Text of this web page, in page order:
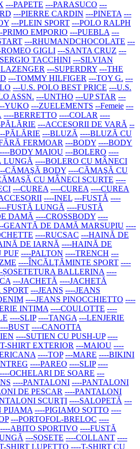
---PAPETE ---PARASUCO ---
---PIERRE CARDIN ---PINETA ---
---PLEIN SPORT ---POLO RALPH
PRIMO EMPORIO ---PUEBLA ---
---RHUMANDCHOCOLATE ---
GIGLI ---SANTA CRUZ ---
TACCHINI ---SILVIAN
---SUPERDRY ---THE
---TOMMY HILFIGER ---TOY G. ---
---U.S. POLO BEST PRICE ---U.S.
ASSN. ---UNTHO ---UP STAR ---
YUKO ---ZUELEMENTS --Femeie ---
----BERRETTO ----COLAR ----
---ACCESORII DE VARĂ --
PĂLĂRIE ---BLUZĂ ----BLUZĂ CU
FERMOAR ---BODY ----BODY
----BODY MAIOU ---BOLERO ----
LUNGĂ ----BOLERO CU MÂNECI
CĂMAŞĂ BODY ----CĂMAŞĂ CU
CU MÂNECI SCURTE ----
---CUREA ----CUREA ----CUREA
----INEL ---FUSTĂ ----
FUSTĂ LUNGĂ ----FUSTĂ
DAMĂ ----CROSSBODY ----
GEANTĂ DE DAMĂ MARSUPIU ----
----RUCSAC ---HAINĂ DE
DE IARNĂ ----HAINĂ DE
PUF ----PALTON ----TRENCH ---
----ÎNCĂLŢĂMINTE SPORT ----
ȘOSETETURA BALLERINA ----
---JACHETĂ ----JACHETĂ
---JEANS ----JEANS
----JEANS PINOCCHIETTO ----
INTIMA ----COULOTTE ----
----SLIP ----TANGA ---LENJERIE
BUST ----CANOTTA
----SUTIEN CU PUSH-UP ----
SHIRT EXTERIOR ---MAIOU ----
----TOP ---MARE ----BIKINI
----PAREO ----SLIP ----
----OCHELARI DE SOARE ---
----PANTALONI ----PANTALONI
DE PESCAR ----PANTALONI
SCURŢI ----SALOPETĂ ---
PIJAMA ----PIGIAMO SOTTO ----
---PORTOFOL-BRELOC ----
----ABITO SPORTIVO ----FUSTĂ
---ȘOSETE ----COLLANT ----
SHIRT LUPETTO ----T-SHIRT CU